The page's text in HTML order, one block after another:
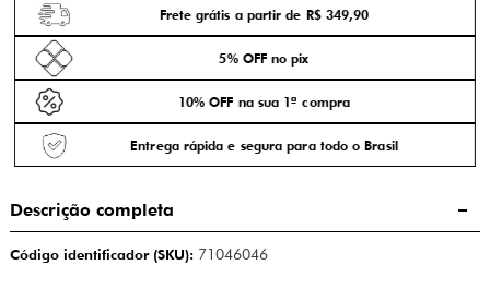
Frete grátis a partir de R$ 349,90
5% OFF no pix
10% OFF na sua 1ª compra
Entrega rápida e segura para todo o Brasil
Descrição completa
Código identificador (SKU):71046046